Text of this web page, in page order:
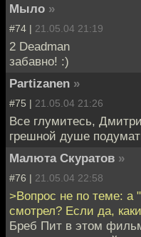
Мыло »
#74 | 21.05.04 21:19
2 Deadman
забавно! :)
Partizanen »
#75 | 21.05.04 21:26
Все глумитесь,
грешной душе
Малюта Скуратов »
#76 | 21.05.04 22:58
>Вопрос не по теме: а
смотрел? Если да,
Бреб Пит в этом